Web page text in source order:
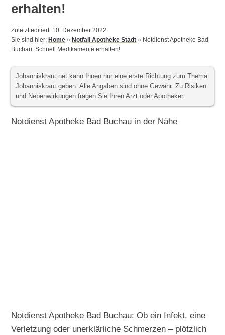
erhalten!
Zuletzt editiert: 10. Dezember 2022
Sie sind hier:Home »Notfall Apotheke Stadt » Notdienst Apotheke Bad
Buchau: Schnell Medikamente erhalten!
Johanniskraut.net kann Ihnen nur eine erste Richtung zum Thema
Johanniskraut geben. Alle Angaben sind ohne Gewähr. Zu Risiken
und Nebenwirkungen fragen Sie Ihren Arzt oder Apotheker.
Notdienst Apotheke Bad Buchau in der Nähe
Notdienst Apotheke Bad Buchau: Ob ein Infekt, eine
Verletzung oder unerklärliche Schmerzen – plötzlich